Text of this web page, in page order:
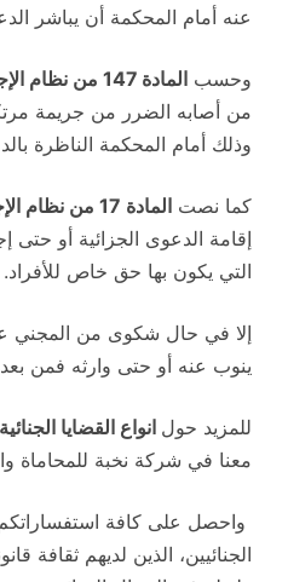
عنه أمام المحكمة أن يباشر
وحسب المادة 147 من نظام الإجراءات الجزائية
من أصابه الضرر من جريمة
وذلك أمام المحكمة الناظرة
كما نصت المادة 17 من نظام الإجراءات الجزائية
إقامة الدعوى الجزائية أو حتى
التي يكون بها حق خاص للأفراد.
إلا في حال شكوى من المجني
ينوب عنه أو حتى وارثه فمن
للمزيد حول انواع القضايا
معنا في شركة نخبة للمحاماة
واحصل على كافة
الجنائيين، الذين لديهم ثقافة